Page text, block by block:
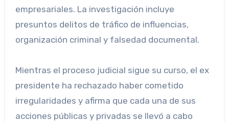
empresariales. La investigación incluye
presuntos delitos de tráfico de influencias,
organización criminal y falsedad documental.
Mientras el proceso judicial sigue su curso, el ex
presidente ha rechazado haber cometido
irregularidades y afirma que cada una de sus
acciones públicas y privadas se llevó a cabo